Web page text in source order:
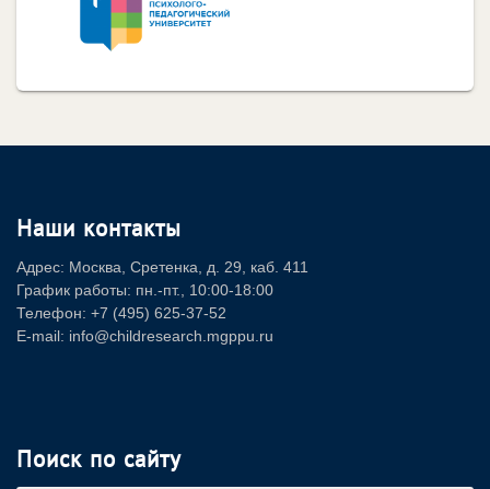
Наши контакты
Адрес: Москва, Сретенка, д. 29, каб. 411
График работы: пн.-пт., 10:00-18:00
Телефон: +7 (495) 625-37-52
E-mail: info@childresearch.mgppu.ru
Поиск по сайту